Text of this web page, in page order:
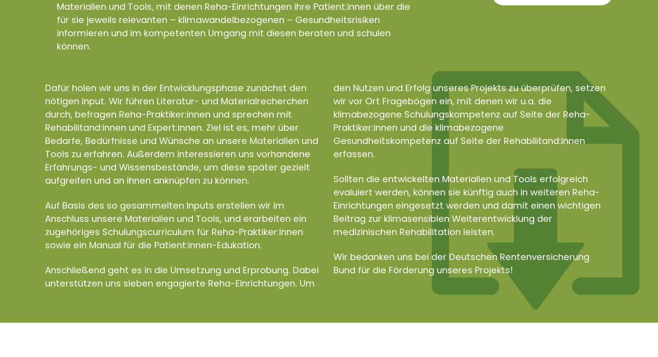
Materialien und Tools, mit denen Reha-Einrichtungen ihre Patient:innen über die
für sie jeweils relevanten – klimawandelbezogenen – Gesundheitsrisiken
informieren und im kompetenten Umgang mit diesen beraten und schulen
können.
Dafür holen wir uns in der Entwicklungsphase zunächst den
nötigen Input. Wir führen Literatur- und Materialrecherchen
durch, befragen Reha-Praktiker:innen und sprechen mit
Rehabilitand:innen und Expert:innen. Ziel ist es, mehr über
Bedarfe, Bedürfnisse und Wünsche an unsere Materialien und
Tools zu erfahren. Außerdem interessieren uns vorhandene
Erfahrungs- und Wissensbestände, um diese später gezielt
aufgreifen und an ihnen anknüpfen zu können.
Auf Basis des so gesammelten Inputs erstellen wir im
Anschluss unsere Materialien und Tools, und erarbeiten ein
zugehöriges Schulungscurriculum für Reha-Praktiker:innen
sowie ein Manual für die Patient:innen-Edukation.
Anschließend geht es in die Umsetzung und Erprobung. Dabei
unterstützen uns sieben engagierte Reha-Einrichtungen. Um
den Nutzen und Erfolg unseres Projekts zu überprüfen, setzen
wir vor Ort Fragebögen ein, mit denen wir u.a. die
klimabezogene Schulungskompetenz auf Seite der Reha-
Praktiker:innen und die klimabezogene
Gesundheitskompetenz auf Seite der Rehabilitand:innen
erfassen.
Sollten die entwickelten Materialien und Tools erfolgreich
evaluiert werden, können sie künftig auch in weiteren Reha-
Einrichtungen eingesetzt werden und damit einen wichtigen
Beitrag zur klimasensiblen Weiterentwicklung der
medizinischen Rehabilitation leisten.
Wir bedanken uns bei der Deutschen Rentenversicherung
Bund für die Förderung unseres Projekts!